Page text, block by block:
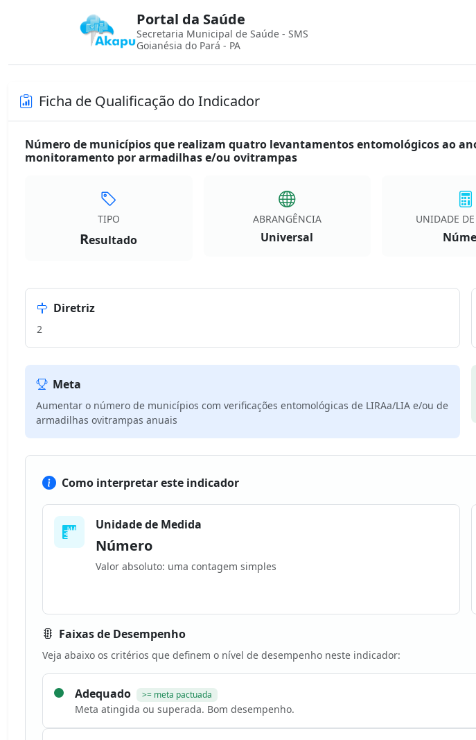
Portal da Saúde
Secretaria Municipal de Saúde - SMS
Goianésia do Pará - PA
Ficha de Qualificação do Indicador
Número de municípios que realizam quatro levantamentos entomológicos ao
monitoramento por armadilhas e/ou ovitrampas
TIPO
Resultado
ABRANGÊNCIA
Universal
UNIDADE
Diretriz
2
Meta
Aumentar o número de municípios com verificações entomológicas de LIRAa/LIA e/ou de
armadilhas ovitrampas anuais
Como interpretar este indicador
Unidade de Medida
Número
Valor absoluto: uma contagem simples
Faixas de Desempenho
Veja abaixo os critérios que definem o nível de desempenho neste indicador:
Adequado >= meta pactuada
Meta atingida ou superada. Bom desempenho.